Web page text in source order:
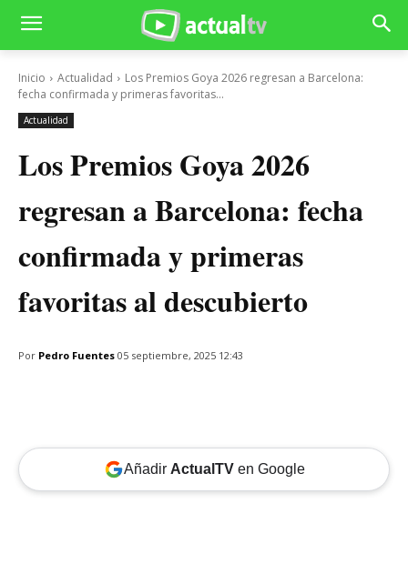
Inicio Actualidad
Los Premios Goya 2026 regresan a Barcelona:
fecha confirmada y primeras favoritas...
Actualidad
Los Premios Goya 2026
regresan a Barcelona: fecha
confirmada y primeras
favoritas al descubierto
Por Pedro Fuentes 05 septiembre, 2025 12:43
Añadir ActualTVen Google